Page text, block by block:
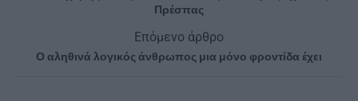
Πρέσπας
Επόμενο άρθρο
Ο αληθινά λογικός άνθρωπος μια μόνο φροντίδα έχει